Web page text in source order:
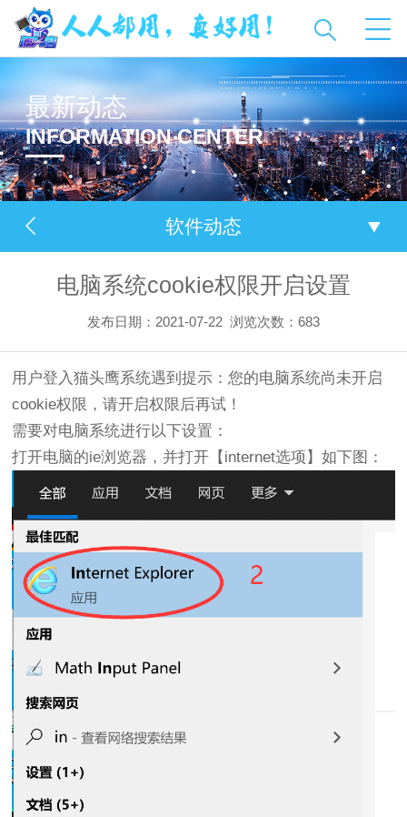
最新动态
INFORMATION CENTER
软件动态
电脑系统cookie权限开启设置
发布日期：2021-07-22 浏览次数：683
用户登入猫头鹰系统遇到提示：您的电脑系统尚未开启
cookie权限，请开启权限后再试！
需要对电脑系统进行以下设置：
打开电脑的ie浏览器，并打开【internet选项】如下图：